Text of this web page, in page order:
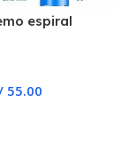
espiral
55.00